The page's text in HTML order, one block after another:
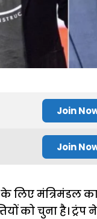
Join
Join
के लिए मंत्रिमंडल
को चुना है।